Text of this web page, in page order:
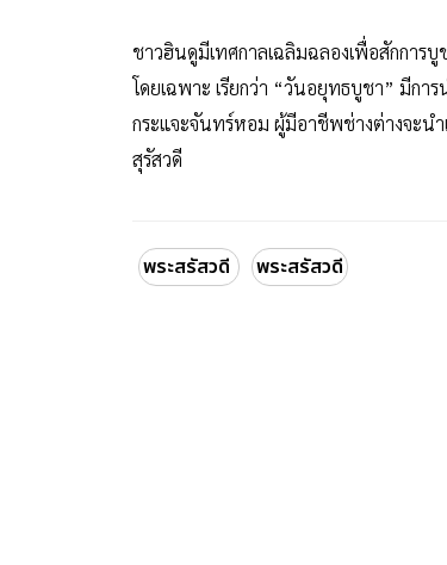
ชาวฮินดูมีเทศกาลเฉลิมฉลองเพื่อสักการ
โดยเฉพาะ เรียกว่า “วันอยุทธบูชา” มีกา
กระแจะจันทร์หอม ผู้มีอาชีพช่างต่างจะน
สุรัสวดี
พระสรัสวดี พระสรัสวดี